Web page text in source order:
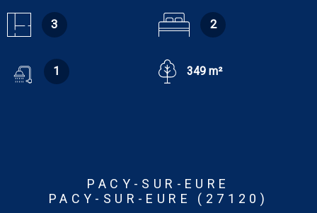
3 2
1 349 m²
PACY-SUR-EURE
PACY-SUR-EURE (27120)